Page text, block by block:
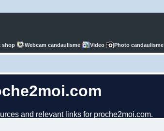
shop Webcam candaulisme Video Photo candaulisme